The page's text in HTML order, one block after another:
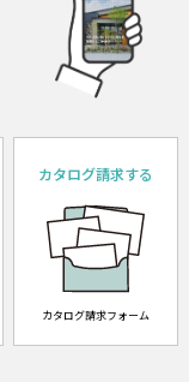
カタログ請求する
カタログ請求フォーム